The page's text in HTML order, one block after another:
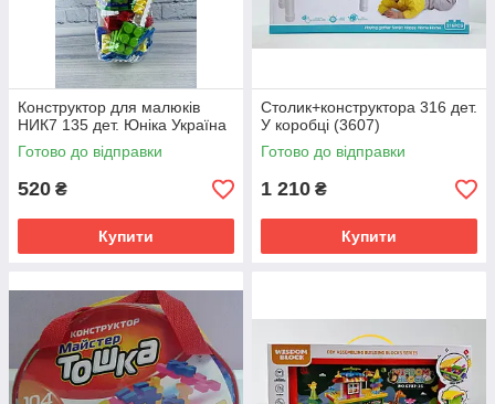
Конструктор для малюків
НИК7 135 дет. Юніка Україна
Готово до відправки
520 ₴
Купити
Столик+конструктора 316 дет.
У коробці (3607)
Готово до відправки
1 210 ₴
Купити